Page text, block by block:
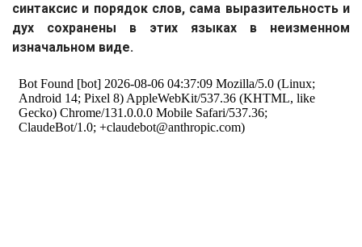
синтаксис и порядок слов, сама выразительность и
дух сохранены в этих языках в неизменном
изначальном виде.